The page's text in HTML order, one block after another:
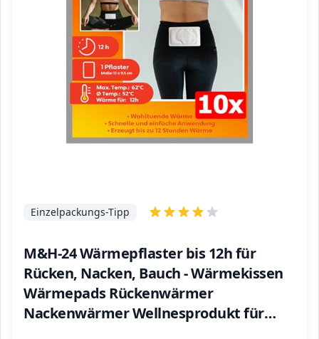
M&H-24 Wärmepflaster bis 12h für
Rücken, Nacken, Bauch - Wärmekissen
Wärmepads Rückenwärmer
Nackenwärmer Wellnesprodukt für
Einzelpackungs-Tipp